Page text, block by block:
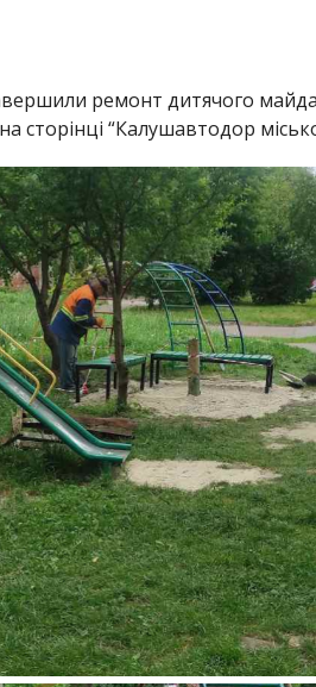
ремонт дитячого
на сторінці “Калушавтодор